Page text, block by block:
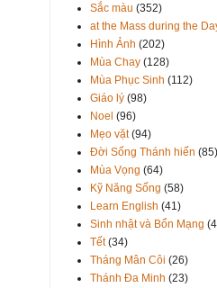
Sắc màu (352)
at the Mass during the
Hình Ảnh (202)
Mùa Chay (128)
Mùa Phục Sinh (112)
Giáo lý (98)
Noel (96)
Mẹo vặt (94)
Đời Sống Thánh hiến (85)
Mùa Vọng (64)
Kỹ Năng Sống (58)
Learn English (41)
Sinh nhật và Bổn Mạng
Tết (34)
Tháng Mân Côi (26)
Thánh Đa Minh (23)